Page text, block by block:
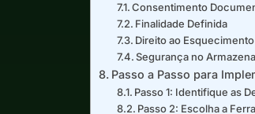
Consentimento
Finalidade Definida
Direito ao Esquecimento
Segurança no
Passo a Passo para
Passo 1: Identifique as
Passo 2: Escolha a